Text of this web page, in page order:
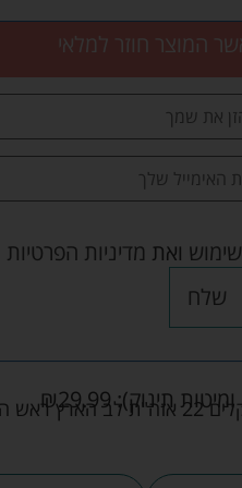
המוצר חוזר למלאי
ואת מדיניות הפרטיות
שלח
תינוק): ₪29.99 העין